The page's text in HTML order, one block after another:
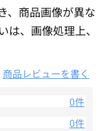
、商品画像が異な
は、画像処理上、
商品レビューを書く
0件
0件